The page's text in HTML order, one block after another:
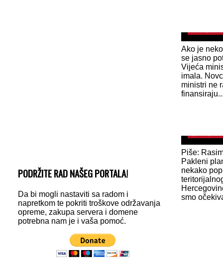
PODRŽITE RAD NAŠEG PORTALA!
Da bi mogli nastaviti sa radom i
napretkom te pokriti troškove održavanja
opreme, zakupa servera i domene
potrebna nam je i vaša pomoć.
Ako je
se jasno
Vijeća
imala.
ministri ne
Piše:
Pakleni
nekako
smo